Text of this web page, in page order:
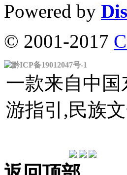
Powered by
© 2001-2017
黔ICP备19012047号-1
一款来自中国
游指引,民族